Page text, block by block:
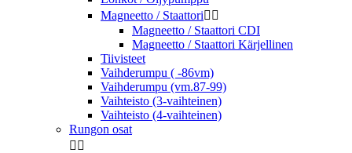
Magneetto / Staattori 
Magneetto / Staattori CDI
Magneetto / Staattori Kärjellinen
Tiivisteet
Vaihderumpu ( -86vm)
Vaihderumpu (vm.87-99)
Vaihteisto (3-vaihteinen)
Vaihteisto (4-vaihteinen)
Rungon osat
 